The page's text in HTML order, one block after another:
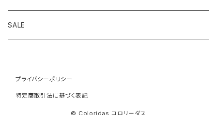
ピアス＆イヤリング
ティアラ、ヘッドドレス
ボルジェス木版画
木版画 M
ブラジル先住民族の椅子
アクセサリー
ブレスレット
アパレル
SALE
プライバシーポリシー
特定商取引法に基づく表記
© Coloridas コロリーダス